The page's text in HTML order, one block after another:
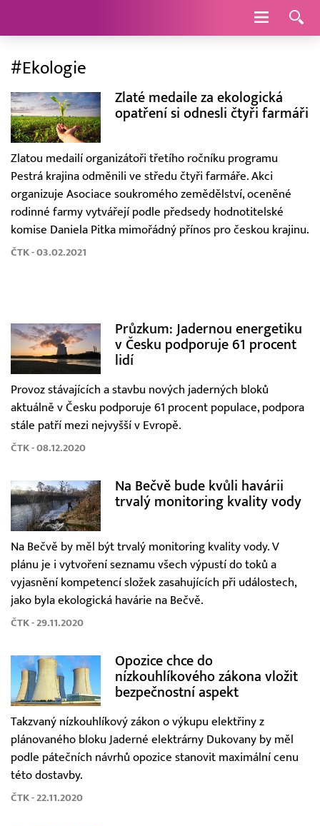
Navigace
#Ekologie
Zlaté medaile za ekologická
opatření si odnesli čtyři farmáři
Zlatou medailí organizátoři třetího ročníku programu
Pestrá krajina odměnili ve středu čtyři farmáře. Akci
organizuje Asociace soukromého zemědělství, oceněné
rodinné farmy vytvářejí podle předsedy hodnotitelské
komise Daniela Pitka mimořádný přínos pro českou krajinu.
ČTK - 03.02.2021
Průzkum: Jadernou energetiku
v Česku podporuje 61 procent
lidí
Provoz stávajících a stavbu nových jaderných bloků
aktuálně v Česku podporuje 61 procent populace, podpora
stále patří mezi nejvyšší v Evropě.
ČTK - 08.12.2020
Na Bečvě bude kvůli havárii
trvalý monitoring kvality vody
Na Bečvě by měl být trvalý monitoring kvality vody. V
plánu je i vytvoření seznamu všech výpustí do toků a
vyjasnění kompetencí složek zasahujících při událostech,
jako byla ekologická havárie na Bečvě.
ČTK - 29.11.2020
Opozice chce do
nízkouhlíkového zákona vložit
bezpečnostní aspekt
Takzvaný nízkouhlíkový zákon o výkupu elektřiny z
plánovaného bloku Jaderné elektrárny Dukovany by měl
podle pátečních návrhů opozice stanovit maximální cenu
této dostavby.
ČTK - 22.11.2020